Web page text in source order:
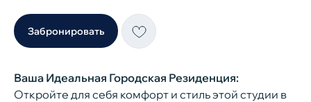
Забронировать
Ваша Идеальная Городская Резиденция:
Откройте для себя комфорт и стиль этой студии в